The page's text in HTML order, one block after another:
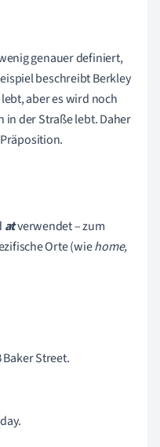
genauer definiert,
beschreibt Berkley
aber es wird noch
in der Straße lebt. Daher
atverwendet – zum
Orte (wiehome,
Street.